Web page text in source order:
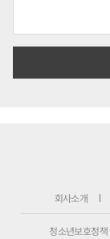
회사소개
청소년보호정책